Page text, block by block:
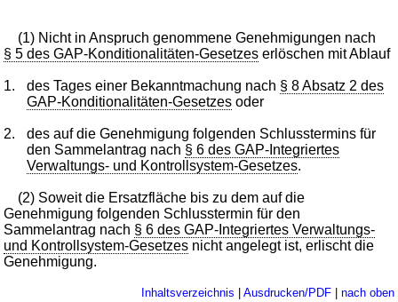
(1) Nicht in Anspruch genommene Genehmigungen nach
§ 5 des GAP-Konditionalitäten-Gesetzes erlöschen mit Ablauf
1. des Tages einer Bekanntmachung nach § 8 Absatz 2 des
GAP-Konditionalitäten-Gesetzes oder
2.
des auf die Genehmigung folgenden Schlusstermins für
den Sammelantrag nach § 6 des GAP-Integriertes
Verwaltungs- und Kontrollsystem-Gesetzes.
(2) Soweit die Ersatzfläche bis zu dem auf die
Genehmigung folgenden Schlusstermin für den
Sammelantrag nach § 6 des GAP-Integriertes Verwaltungs-
und Kontrollsystem-Gesetzes nicht angelegt ist, erlischt die
Genehmigung.
Inhaltsverzeichnis Ausdrucken/PDF| nach oben